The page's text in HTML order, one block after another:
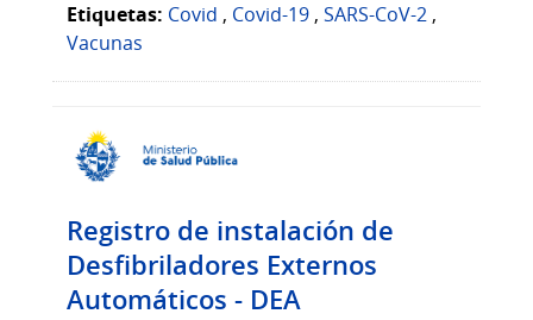
Etiquetas: Covid , Covid-19 , SARS-CoV-2 ,
Vacunas
Registro de instalación de
Desfibriladores Externos
Automáticos - DEA